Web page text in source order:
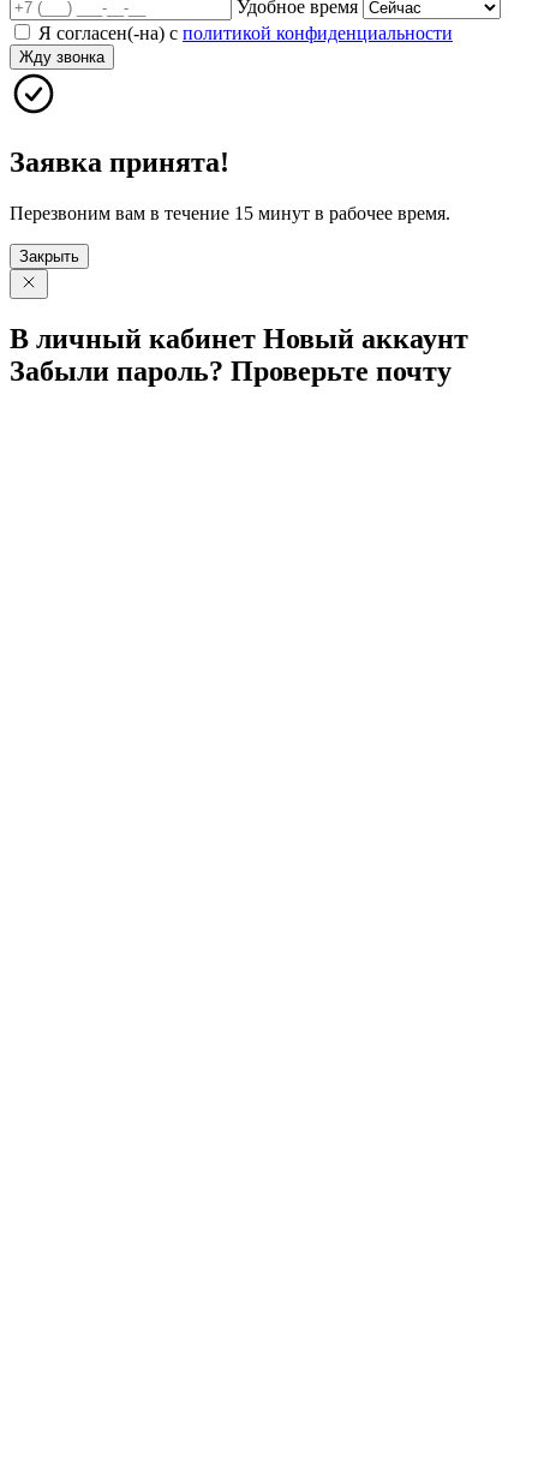
Удобное время
Я согласен(-на) с политикой конфиденциальности
Жду звонка
Заявка принята!
Перезвоним вам в течение 15 минут в рабочее время.
Закрыть
В личный кабинет Новый аккаунт
Забыли пароль? Проверьте почту